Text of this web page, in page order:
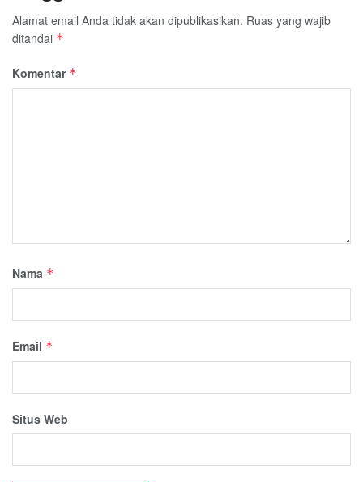
Alamat email Anda tidak akan dipublikasikan. Ruas yang wajib
ditandai *
Komentar *
Nama *
Email *
Situs Web